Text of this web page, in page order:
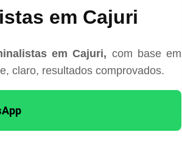
em Cajuri
em Cajuri, com base em
claro, resultados comprovados.